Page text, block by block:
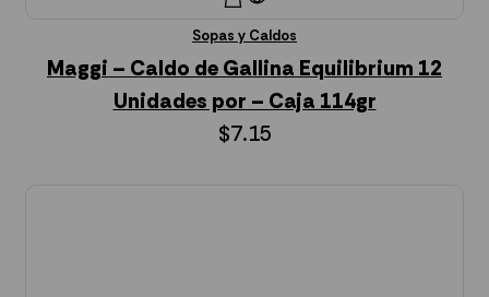
Sopas y Caldos
Maggi – Caldo de Gallina Equilibrium 12
Unidades por – Caja 114gr
$7.15